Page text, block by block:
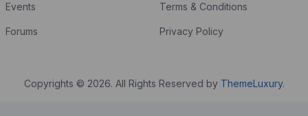
Events
Forums
Terms & Conditions
Privacy Policy
Copyrights © 2026. All Rights Reserved by ThemeLuxury.